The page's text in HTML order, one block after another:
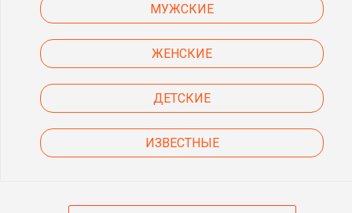
МУЖСКИЕ
ЖЕНСКИЕ
ДЕТСКИЕ
ИЗВЕСТНЫЕ